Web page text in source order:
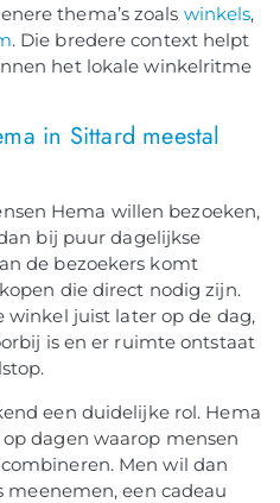
thema’s zoals winkels,
. Die bredere context helpt
het lokale winkelritme
in Sittard meestal
Hema willen bezoeken,
bij puur dagelijkse
de bezoekers komt
die direct nodig zijn.
winkel juist later op de dag,
is en er ruimte ontstaat
een duidelijke rol. Hema
dagen waarop mensen
Men wil dan
een cadeau